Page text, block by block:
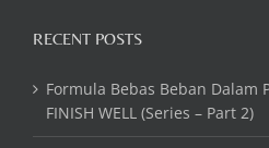
RECENT POSTS
Formula Bebas Beban Dalam
FINISH WELL (Series – Part 2)